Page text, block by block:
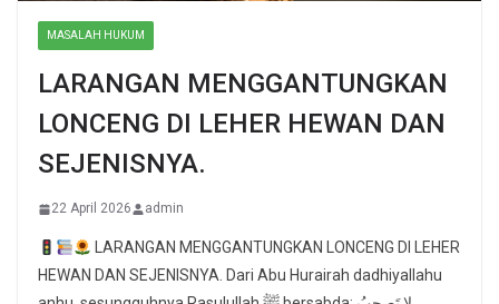
MASALAH HUKUM
LARANGAN MENGGANTUNGKAN
LONCENG DI LEHER HEWAN DAN
SEJENISNYA.
22 April 2026 admin
LARANGAN MENGGANTUNGKAN LONCENG DI LEHER
HEWAN DAN SEJENISNYA. Dari Abu Hurairah dadhiyallahu